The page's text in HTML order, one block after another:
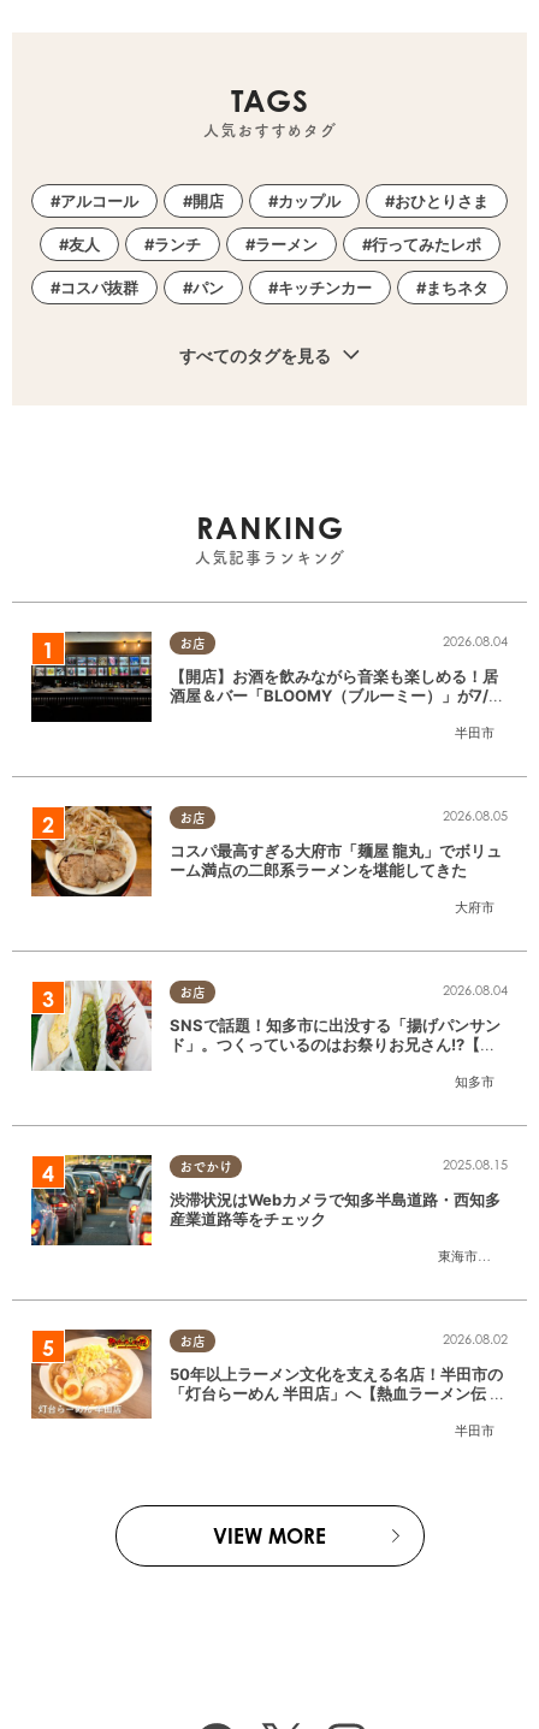
TAGS
人気おすすめタグ
アルコール 開店 カップル おひとりさま
友人 ランチ ラーメン 行ってみたレポ
コスパ抜群 パン キッチンカー まちネタ
すべてのタグを見る
RANKING
人気記事ランキング
お店
半田市
2026.08.04
【開店】お酒を飲みながら音楽も楽しめる！居
酒屋＆バー「BLOOMY（ブルーミー）」が7/3
お店
大府市
2026.08.05
コスパ最高すぎる大府市「麺屋 龍丸」でボリュ
ーム満点の二郎系ラーメンを堪能してきた
お店
知多市
2026.08.04
SNSで話題！知多市に出没する「揚げパンサン
ド」。つくっているのはお祭りお兄さん!?【ち
おでかけ
東海市大府市
2025.08.15
渋滞状況はWebカメラで知多半島道路・西知多
産業道路等をチェック
お店
半田市
2026.08.02
50年以上ラーメン文化を支える名店！半田市の
「灯台らーめん 半田店」へ【熱血ラーメン伝 8
VIEW MORE